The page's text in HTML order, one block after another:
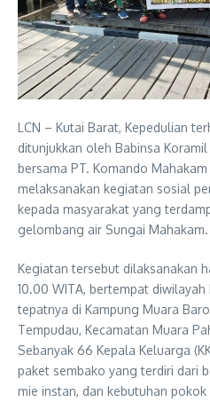
LCN – Kutai Barat, Kepedulian
ditunjukkan oleh Babinsa
bersama PT. Komando
melaksanakan kegiatan sosial
kepada masyarakat yang
gelombang air Sungai Mahakam.
Kegiatan tersebut dilaksanakan
10.00 WITA, bertempat
tepatnya di Kampung Muara
Tempudau, Kecamatan Muara
Sebanyak 66 Kepala Keluarga
paket sembako yang terdiri dari
mie instan, dan kebutuhan pokok